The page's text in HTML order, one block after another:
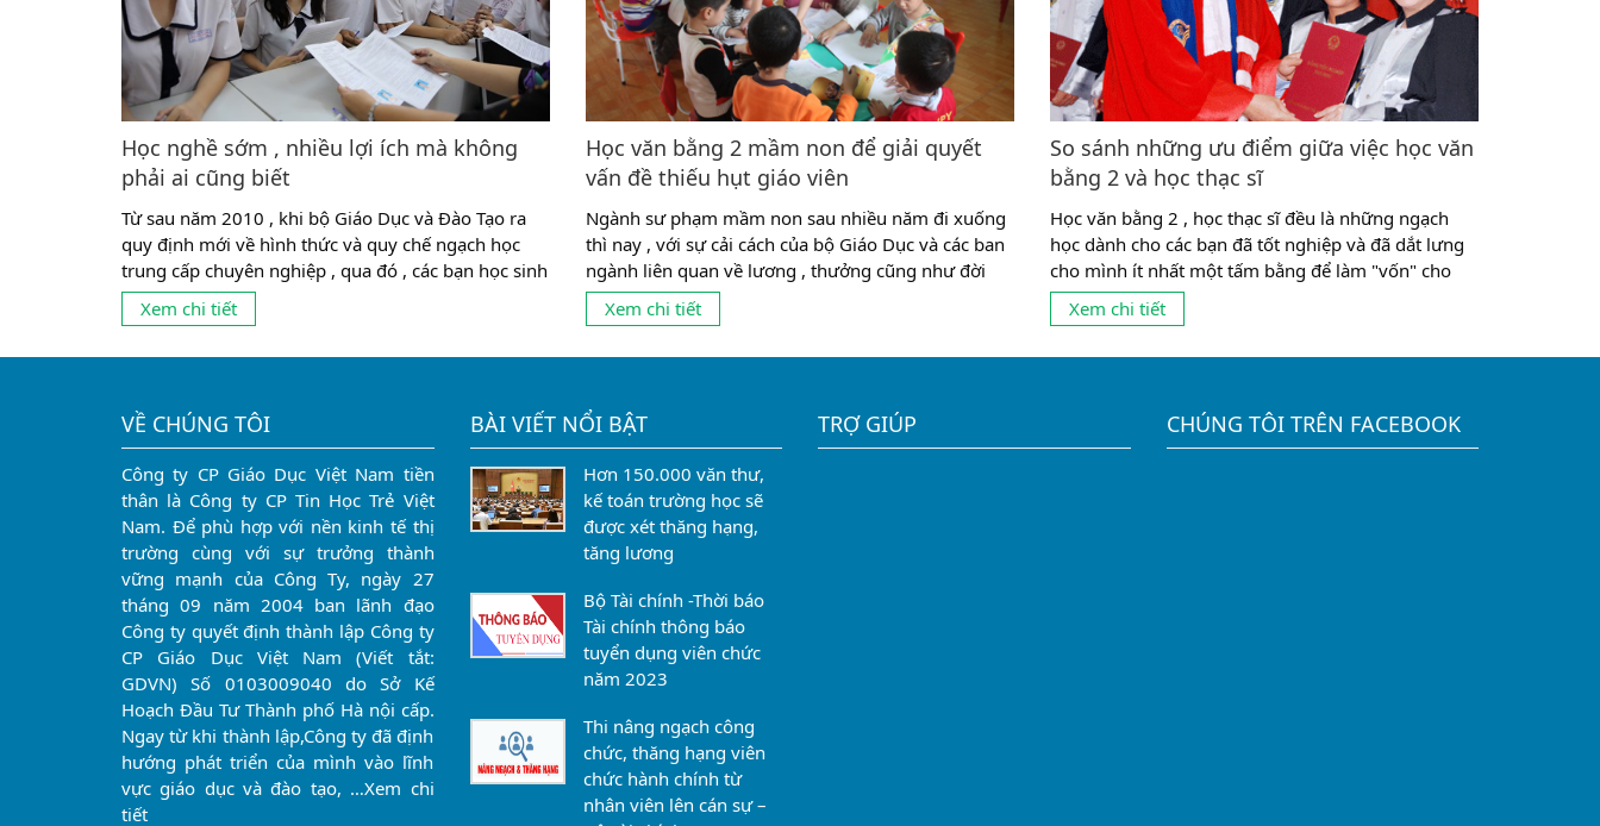
Học nghề sớm , nhiều lợi ích mà không
phải ai cũng biết
Từ sau năm 2010 , khi bộ Giáo Dục và Đào Tạo ra
quy định mới về hình thức và quy chế ngạch học
trung cấp chuyên nghiệp , qua đó , các bạn học sinh
có thể học thẳng lên trung cấp mà không cần phải
qua trung học phổ thông thì hệ trung cấp trở thành
Xem chi tiết
Học văn bằng 2 mầm non để giải quyết
vấn đề thiếu hụt giáo viên
Ngành sư phạm mầm non sau nhiều năm đi xuống
thì nay , với sự cải cách của bộ Giáo Dục và các ban
ngành liên quan về lương , thưởng cũng như đời
sống cho các giáo viên thì đang có dấu hiệu phát
triển mạnh trở lại . Tuy nhiên , tình trạng cung
Xem chi tiết
So sánh những ưu điểm giữa việc học văn
bằng 2 và học thạc sĩ
Học văn bằng 2 , học thạc sĩ đều là những ngạch
học dành cho các bạn đã tốt nghiệp và đã dắt lưng
cho mình ít nhất một tấm bằng để làm "vốn" cho
bước đường sự nghiệp tiếp theo của mình . 2 ngạch
học trên đều có những mặt mạnh và những ưu
Xem chi tiết
VỀ CHÚNG TÔI
Công ty CP Giáo Dục Việt Nam tiền
thân là Công ty CP Tin Học Trẻ Việt
Nam. Để phù hợp với nền kinh tế thị
trường cùng với sự trưởng thành
vững mạnh của Công Ty, ngày 27
tháng 09 năm 2004 ban lãnh đạo
Công ty quyết định thành lập Công ty
CP Giáo Dục Việt Nam (Viết tắt:
GDVN) Số 0103009040 do Sở Kế
Hoạch Đầu Tư Thành phố Hà nội cấp.
Ngay từ khi thành lập,Công ty đã định
hướng phát triển của mình vào lĩnh
vực giáo dục và đào tạo, …Xem chi
tiết
BÀI VIẾT NỔI BẬT
Hơn 150.000 văn thư,
kế toán trường học sẽ
được xét thăng hạng,
tăng lương
Bộ Tài chính -Thời báo
Tài chính thông báo
tuyển dụng viên chức
năm 2023
Thi nâng ngạch công
chức, thăng hạng viên
chức hành chính từ
nhân viên lên cán sự –
TRỢ GIÚP CHÚNG TÔI TRÊN FACEBOOK